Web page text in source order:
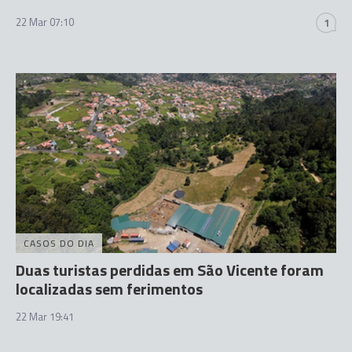
22 Mar 07:10 1
CASOS DO DIA
Duas turistas perdidas em São Vicente foram
localizadas sem ferimentos
22 Mar 19:41